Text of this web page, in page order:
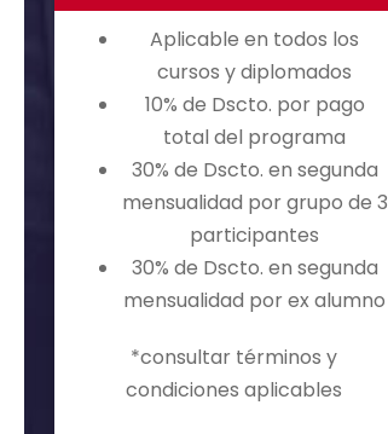
Aplicable en todos los
cursos y diplomados
10% de Dscto. por pago
total del programa
30% de Dscto. en segunda
mensualidad por grupo de 3
participantes
30% de Dscto. en segunda
mensualidad por ex alumno
*consultar términos y
condiciones aplicables